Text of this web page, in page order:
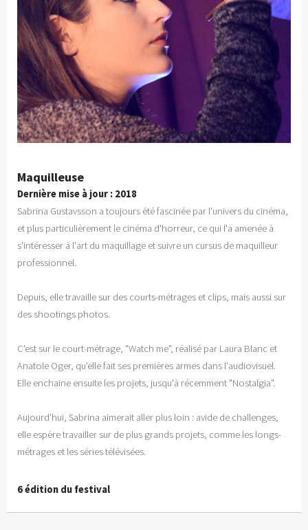
Maquilleuse
Dernière mise à jour : 2018
Sabrina Gustavsson a toujours été fascinée par l'univers du cinéma,
et plus particulièrement le cinéma d'horreur, ce qui l'a amenée à
s'intéresser à l'art du maquillage et suivre un cursus de maquilleur
professionnel.
Depuis, elle travaille sur des courts-métrages et clips, mais aussi sur
des shootings photos.
C'est sur le court-métrage, "Watch me", réalisé par Laura Blanc et
Anatole Oger, qu'elle fait ses premières armes dans l'audiovisuel.
Elle enchaine ensuite les projets, jusqu'à récemment "Nostalgia".
Aujourd'hui, Sabrina aimerait aller plus loin : avide de challenges,
elle espère travailler sur de plus grands projets, comme les longs-
métrages et les séries télévisées.
6 édition du festival